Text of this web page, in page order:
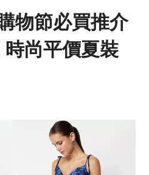
物節必買推介
尚平價夏裝